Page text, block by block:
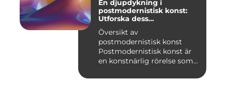
En djupdykning i
postmodernistisk konst:
Utforska dess
mångfasetterade natur
Översikt av
postmodernistisk konst
Postmodernistisk konst är
en konstnärlig rörelse som